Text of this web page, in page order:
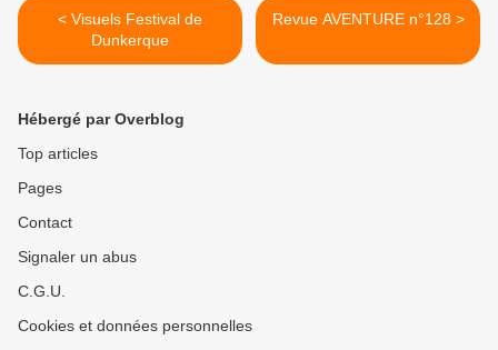
< Visuels Festival de
Dunkerque
Revue AVENTURE n°128 >
Hébergé par Overblog
Top articles
Pages
Contact
Signaler un abus
C.G.U.
Cookies et données personnelles